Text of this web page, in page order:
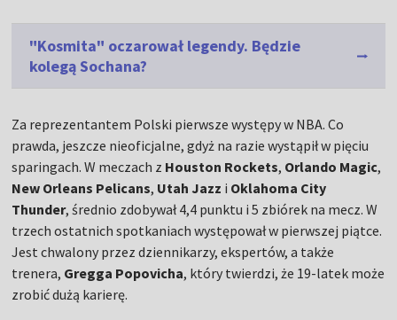
"Kosmita" oczarował legendy. Będzie
kolegą Sochana?
Za reprezentantem Polski pierwsze występy w NBA. Co
prawda, jeszcze nieoficjalne, gdyż na razie wystąpił w pięciu
sparingach. W meczach z Houston Rockets, Orlando Magic,
New Orleans Pelicans, Utah Jazz i Oklahoma City
Thunder, średnio zdobywał 4,4 punktu i 5 zbiórek na mecz. W
trzech ostatnich spotkaniach występował w pierwszej piątce.
Jest chwalony przez dziennikarzy, ekspertów, a także
trenera, Gregga Popovicha, który twierdzi, że 19-latek może
zrobić dużą karierę.